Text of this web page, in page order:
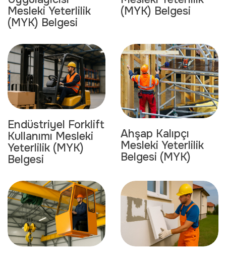
Mesleki Yeterlilik
(MYK) Belgesi
(MYK) Belgesi
Endüstriyel Forklift
Kullanımı Mesleki
Yeterlilik (MYK)
Belgesi
Ahşap Kalıpçı
Mesleki Yeterlilik
Belgesi (MYK)